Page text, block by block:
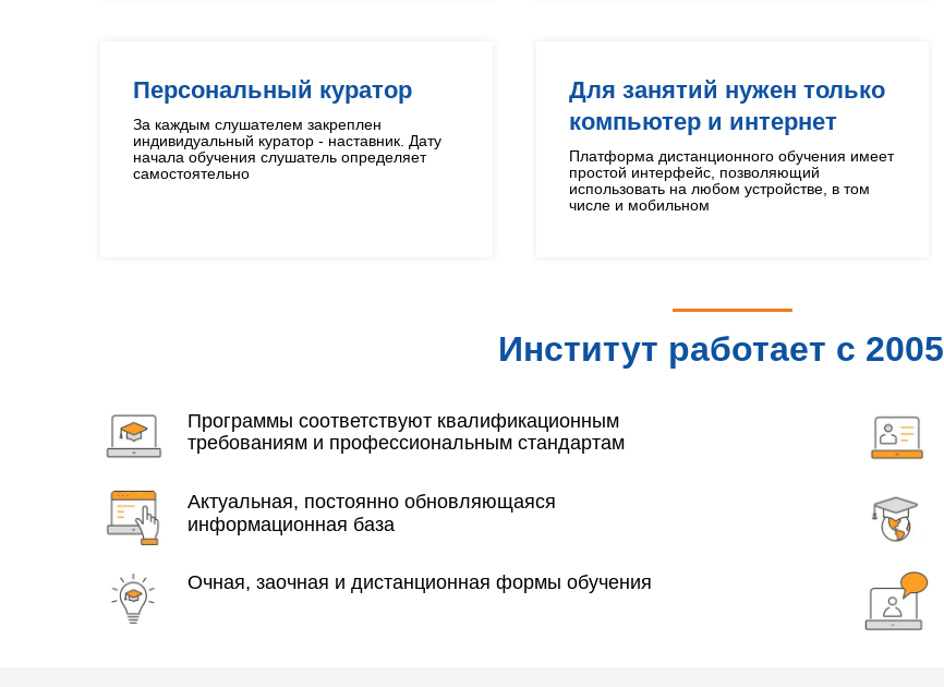
Персональный куратор
За каждым слушателем закреплен
индивидуальный куратор - наставник. Дату
начала обучения слушатель определяет
самостоятельно
Для занятий нужен только
компьютер и интернет
Платформа дистанционного обучения имеет
простой интерфейс, позволяющий
использовать на любом устройстве, в том
числе и мобильном
Институт работает с 2005
Программы соответствуют квалификационным
требованиям и профессиональным стандартам
Актуальная, постоянно обновляющаяся
информационная база
Очная, заочная и дистанционная формы обучения